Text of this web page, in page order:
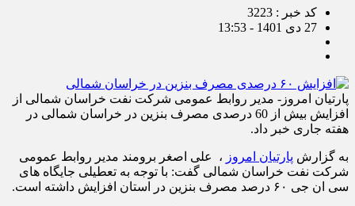
کد خبر : 3223
27 دی 1401 - 13:53
پارتیان امروز- مدیر روابط عمومی شرکت نفت خراسان شمالی از
افزایش بیش از 60 درصدی مصرف بنزین در خراسان شمالی در
هفته جاری خبر داد.
به گزارش پارتیان امروز ، علی اصغر برومند مدیر روابط عمومی
شرکت نفت خراسان شمالی گفت: با توجه به تعطیلی جایگاه های
سی ان جی ۶۰ درصد مصرف بنزین در استان افزایش داشته است.